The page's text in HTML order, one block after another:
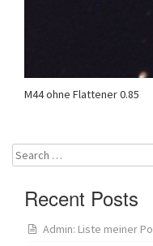
M44 ohne Flattener 0.85
Search
for:
Recent Posts
Admin: Liste meiner